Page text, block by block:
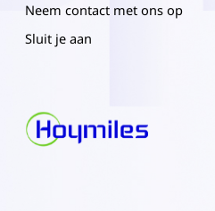
Neem contact met ons op
Sluit je aan